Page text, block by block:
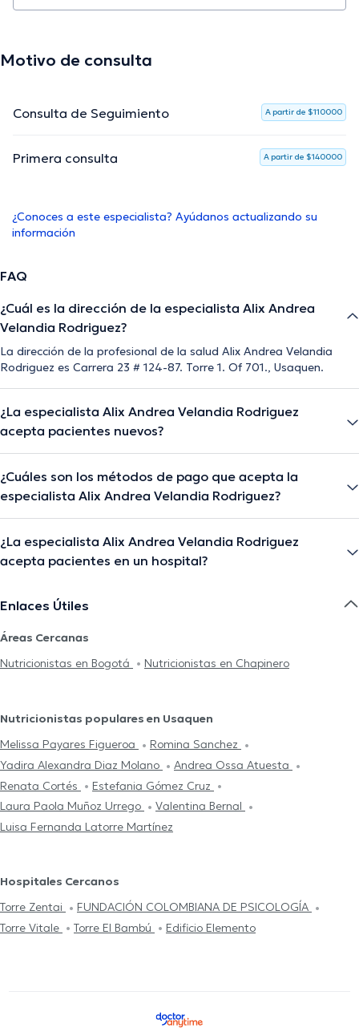
Motivo de consulta
Consulta de Seguimiento A partir de $110000
Primera consulta A partir de $140000
¿Conoces a este especialista? Ayúdanos actualizando su
información
FAQ
¿Cuál es la dirección de la especialista Alix Andrea
Velandia Rodriguez?
La dirección de la profesional de la salud Alix Andrea Velandia
Rodriguez es Carrera 23 # 124-87. Torre 1. Of 701., Usaquen.
¿La especialista Alix Andrea Velandia Rodriguez
acepta pacientes nuevos?
¿Cuáles son los métodos de pago que acepta la
especialista Alix Andrea Velandia Rodriguez?
¿La especialista Alix Andrea Velandia Rodriguez
acepta pacientes en un hospital?
Enlaces Útiles
Áreas Cercanas
Nutricionistas en Bogotá
Nutricionistas en Chapinero
Nutricionistas populares en Usaquen
Melissa Payares Figueroa
Romina Sanchez
Yadira Alexandra Diaz Molano
Andrea Ossa Atuesta
Renata Cortés
Estefania Gómez Cruz
Laura Paola Muñoz Urrego
Valentina Bernal
Luisa Fernanda Latorre Martínez
Hospitales Cercanos
Torre Zentai
FUNDACIÓN COLOMBIANA DE PSICOLOGÍA
Torre Vitale
Torre El Bambú Edificio Elemento